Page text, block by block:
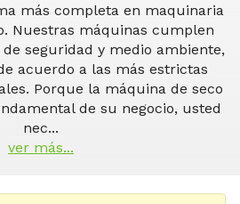
más completa en maquinaria
Nuestras máquinas cumplen
seguridad y medio ambiente,
acuerdo a las más estrictas
Porque la máquina de seco
de su negocio, usted
nec...
ver más...